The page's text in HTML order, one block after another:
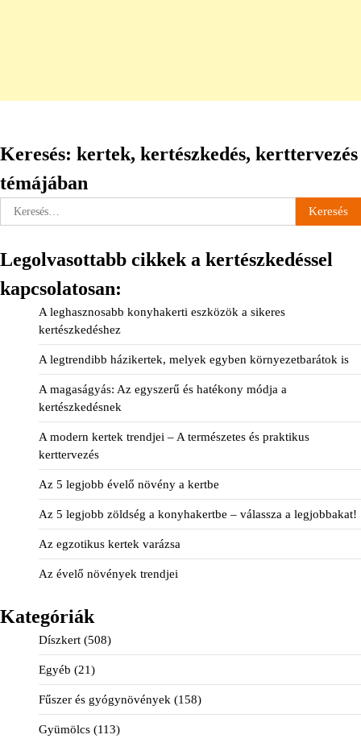
Keresés: kertek, kertészkedés, kerttervezés
témájában
Keresés:
Legolvasottabb cikkek a kertészkedéssel
kapcsolatosan:
A leghasznosabb konyhakerti eszközök a sikeres
kertészkedéshez
A legtrendibb házikertek, melyek egyben környezetbarátok is
A magaságyás: Az egyszerű és hatékony módja a
kertészkedésnek
A modern kertek trendjei – A természetes és praktikus
kerttervezés
Az 5 legjobb évelő növény a kertbe
Az 5 legjobb zöldség a konyhakertbe – válassza a legjobbakat!
Az egzotikus kertek varázsa
Az évelő növények trendjei
Kategóriák
Díszkert (508)
Egyéb (21)
Fűszer és gyógynövények (158)
Gyümölcs (113)